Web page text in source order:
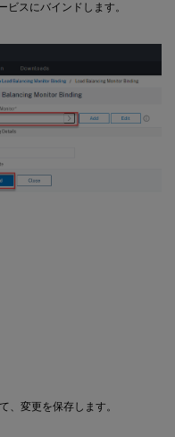
ビスにバインドします。
、変更を保存します。